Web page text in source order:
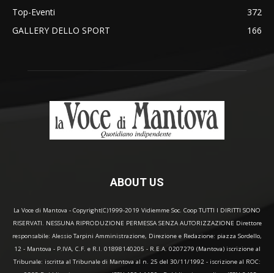
Top-Eventi
372
GALLERY DELLO SPORT
166
ABOUT US
La Voce di Mantova - Copyright(C)1999-2019 Vidiemme Soc. Coop TUTTI I DIRITTI SONO
RISERVATI. NESSUNA RIPRODUZIONE PERMESSA SENZA AUTORIZZAZIONE Direttore
responsabile: Alessio Tarpini Amministrazione, Direzione e Redazione: piazza Sordello,
12 - Mantova - P.IVA, C.F. e R.I. 01898140205 - R.E.A. 0207279 (Mantova) iscrizione al
Tribunale: iscritta al Tribunale di Mantova al n. 25 del 30/11/1992 - iscrizione al ROC: